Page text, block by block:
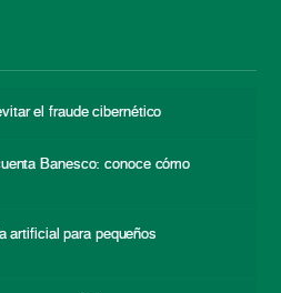
el fraude cibernético
Banesco: conoce cómo
artificial para pequeños